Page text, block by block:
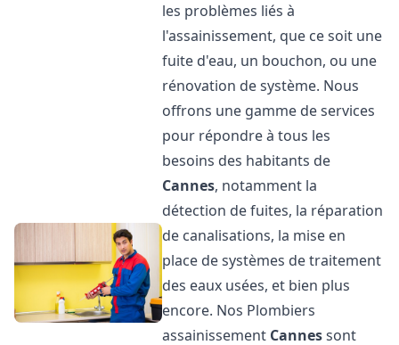
les problèmes liés à
l'assainissement, que ce soit une
fuite d'eau, un bouchon, ou une
rénovation de système. Nous
offrons une gamme de services
pour répondre à tous les
besoins des habitants de
Cannes, notamment la
détection de fuites, la réparation
de canalisations, la mise en
place de systèmes de traitement
des eaux usées, et bien plus
encore. Nos Plombiers
assainissement Cannessont